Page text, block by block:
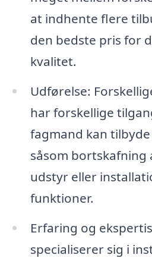
at indhente flere
den bedste pris for
kvalitet.
Udførelse:
har forskellige
fagmand kan
såsom bortskafning
udstyr eller
funktioner.
Erfaring og
specialiserer sig i